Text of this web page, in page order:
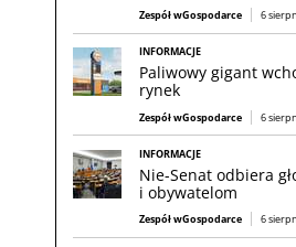
Zespół wGospodarce 6
INFORMACJE
Paliwowy gigant
rynek
Zespół wGospodarce 6
INFORMACJE
Nie-Senat odbiera
i obywatelom
Zespół wGospodarce 6